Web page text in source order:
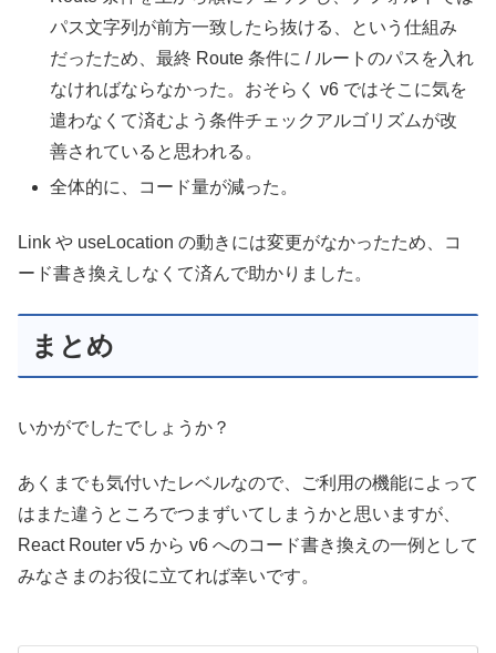
パス文字列が前方一致したら抜ける、という仕組み
だったため、最終 Route 条件に / ルートのパスを入れ
なければならなかった。おそらく v6 ではそこに気を
遣わなくて済むよう条件チェックアルゴリズムが改
善されていると思われる。
全体的に、コード量が減った。
Link や useLocation の動きには変更がなかったため、コ
ード書き換えしなくて済んで助かりました。
まとめ
いかがでしたでしょうか？
あくまでも気付いたレベルなので、ご利用の機能によって
はまた違うところでつまずいてしまうかと思いますが、
React Router v5 から v6 へのコード書き換えの一例として
みなさまのお役に立てれば幸いです。